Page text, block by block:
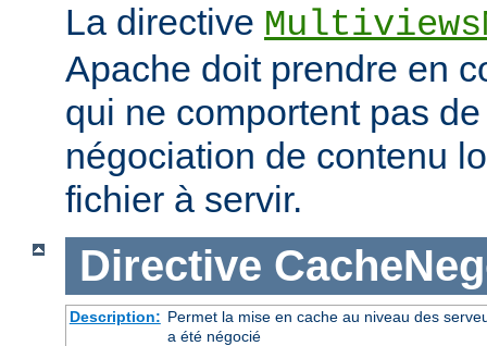
La directive
Apache doit prendre en
qui ne comportent pas
négociation de contenu
fichier à servir.
Directive
Description: Permet la mise en cache au niveau des
a été négocié